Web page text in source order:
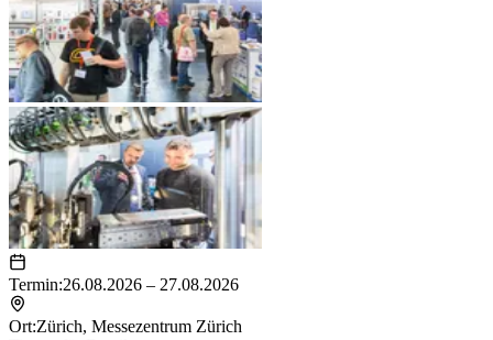
Termin:26.08.2026 – 27.08.2026
Ort:Zürich, Messezentrum Zürich